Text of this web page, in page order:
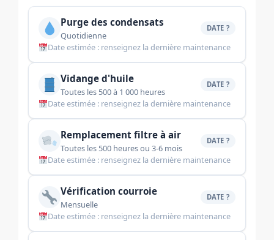
Purge des condensats
Quotidienne
DATE ?
Date estimée : renseignez la dernière maintenance
Vidange d'huile
Toutes les 500 à 1 000 heures
DATE ?
Date estimée : renseignez la dernière maintenance
Remplacement filtre à air
Toutes les 500 heures ou 3-6 mois
DATE ?
Date estimée : renseignez la dernière maintenance
Vérification courroie
Mensuelle
DATE ?
Date estimée : renseignez la dernière maintenance